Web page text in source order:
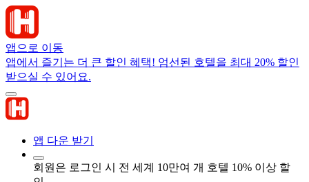
앱으로 이동
앱에서 즐기는 더 큰 할인 혜택! 엄선된 호텔을 최대 20% 할인
받으실 수 있어요.
앱 다운 받기
회원은 로그인 시 전 세계 10만여 개 호텔 10% 이상 할